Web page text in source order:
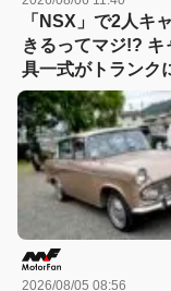
「NSX」で2人キ
きるってマジ!? キ
具一式がトランク
た！「シビック
車中泊もできる【
ャンプ】
2026/08/05 08:56